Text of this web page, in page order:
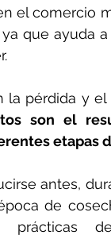
el comercio
que ayuda
la pérdida y
son el
etapas
antes,
de
prácticas